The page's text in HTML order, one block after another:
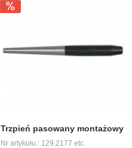
Trzpień pasowany montażowy
Nr artykułu.: 129.2177 etc.